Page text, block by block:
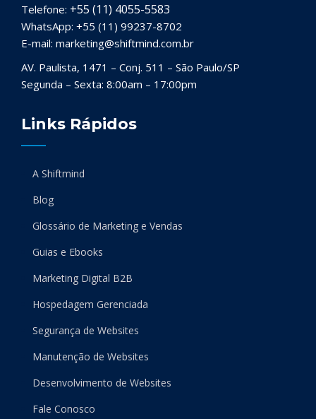
Telefone: +55 (11) 4055-5583
WhatsApp: +55 (11) 99237-8702
E-mail: marketing@shiftmind.com.br
AV. Paulista, 1471 – Conj. 511 – São Paulo/SP
Segunda – Sexta: 8:00am – 17:00pm
Links Rápidos
A Shiftmind
Blog
Glossário de Marketing e Vendas
Guias e Ebooks
Marketing Digital B2B
Hospedagem Gerenciada
Segurança de Websites
Manutenção de Websites
Desenvolvimento de Websites
Fale Conosco